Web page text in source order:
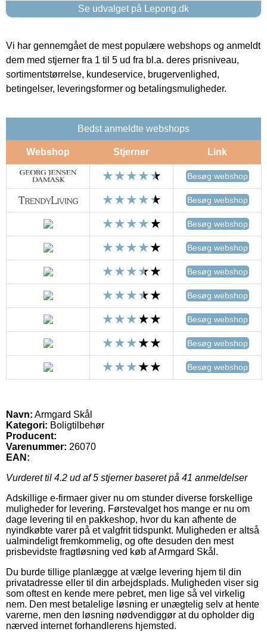
Se udvalget på Lepong.dk
Vi har gennemgået de mest populære webshops og anmeldt
dem med stjerner fra 1 til 5 ud fra bl.a. deres prisniveau,
sortimentstørrelse, kundeservice, brugervenlighed,
betingelser, leveringsformer og betalingsmuligheder.
Bedst anmeldte webshops
Webshop Stjerner Link
Besøg webshop
Besøg webshop
Besøg webshop
Besøg webshop
Besøg webshop
Besøg webshop
Besøg webshop
Besøg webshop
Besøg webshop
Navn: Armgard Skål
Kategori: Boligtilbehør
Producent:
Varenummer: 26070
EAN:
Vurderet til 4.2 ud af 5 stjerner baseret på 41 anmeldelser
Adskillige e-firmaer giver nu om stunder diverse forskellige
muligheder for levering. Førstevalget hos mange er nu om
dage levering til en pakkeshop, hvor du kan afhente de
nyindkøbte varer på et valgfrit tidspunkt. Muligheden er altså
ualmindeligt fremkommelig, og ofte desuden den mest
prisbevidste fragtløsning ved køb af Armgard Skål.
Du burde tillige planlægge at vælge levering hjem til din
privatadresse eller til din arbejdsplads. Muligheden viser sig
som oftest en kende mere pebret, men lige så vel virkelig
nem. Den mest betalelige løsning er unægtelig selv at hente
varerne, men den løsning nødvendiggør at du opholder dig
nærved internet forhandlerens hjemsted.